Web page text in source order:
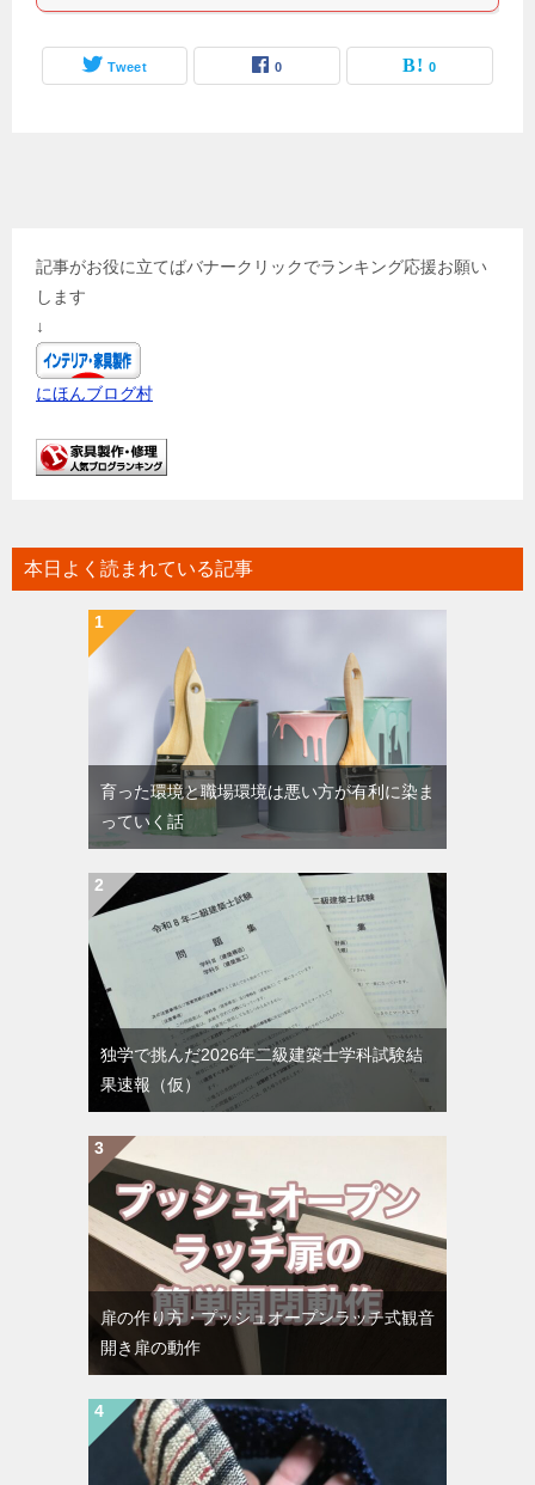
Tweet 0 0
記事がお役に立てばバナークリックでランキング応援お願い
します
↓
にほんブログ村
本日よく読まれている記事
育った環境と職場環境は悪い方が有利に染ま
っていく話
独学で挑んだ2026年二級建築士学科試験結
果速報（仮）
扉の作り方・プッシュオープンラッチ式観音
開き扉の動作